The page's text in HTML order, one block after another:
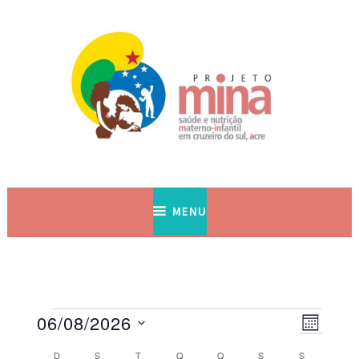
MENU
de
MÊS
06/08/2026
D S T Q Q S S